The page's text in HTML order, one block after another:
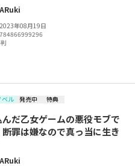
Ruki
2023年08月19日
ベル 発売中 特典
だ乙女ゲームの悪役モブで
断罪は嫌なので真っ当に生き
Ruki